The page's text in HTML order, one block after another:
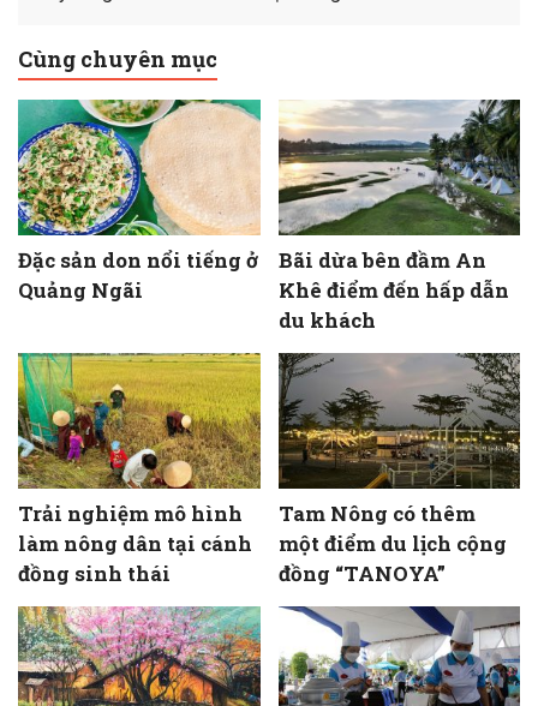
Cùng chuyên mục
Đặc sản don nổi tiếng ở
Quảng Ngãi
Bãi dừa bên đầm An
Khê điểm đến hấp dẫn
du khách
Trải nghiệm mô hình
làm nông dân tại cánh
đồng sinh thái
Tam Nông có thêm
một điểm du lịch cộng
đồng “TANOYA”